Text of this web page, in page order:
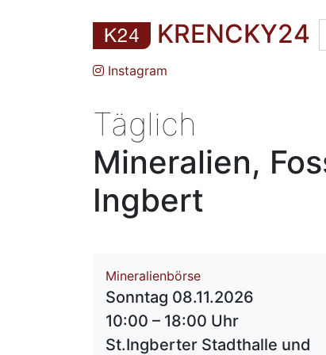
KRENCKY24
Instagram
Täglich
Mineralien,
Ingbert
Mineralienbörse
Sonntag 08.11.2026
10:00 – 18:00 Uhr
St.Ingberter Stadthalle und